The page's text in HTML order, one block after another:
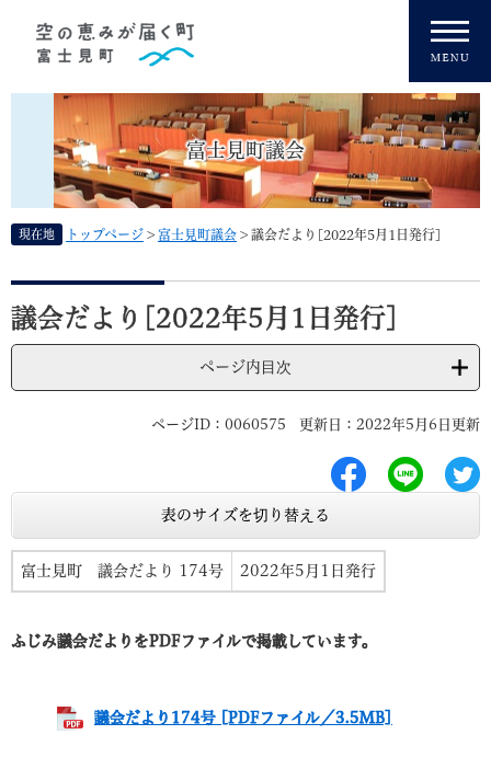
富士見町議会
現在地 トップページ > 富士見町議会 > 議会だより[2022年5月1日発行]
本
文
議会だより[2022年5月1日発行]
ページ内目次
ページID：0060575 更新日：2022年5月6日更新
表のサイズを切り替える
富士見町 議会だより 174号 2022年5月1日発行
ふじみ議会だよりをPDFファイルで掲載しています。
議会だより174号 [PDFファイル／3.5MB]